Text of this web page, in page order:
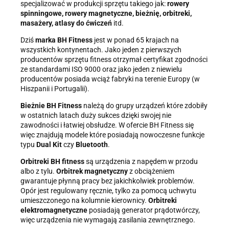
specjalizować w produkcji sprzętu takiego jak:rowery
spinningowe, rowery magnetyczne, bieżnię, orbitreki,
masażery, atlasy do ćwiczeń itd.
Dziśmarka BH Fitness jest w ponad 65 krajach na
wszystkich kontynentach. Jako jeden z pierwszych
producentów sprzętu fitness otrzymał certyfikat zgodności
ze standardami ISO 9000 oraz jako jeden z niewielu
producentów posiada wciąż fabryki na terenie Europy (w
Hiszpanii i Portugalii).
Bieżnie BH Fitness należą do grupy urządzeń które zdobiły
w ostatnich latach duży sukces dzięki swojej nie
zawodności i łatwiej obsłudze. W ofercie BH Fitness się
więc znajdują modele które posiadają nowoczesne funkcje
typu Dual KitczyBluetooth.
Orbitreki BH fitnesssą urządzenia z napędem w przodu
albo z tylu. Orbitrek magnetycznyz obciążeniem
gwarantuje płynną pracy bez jakichkolwiek problemów.
Opór jest regulowany ręcznie, tylko za pomocą uchwytu
umieszczonego na kolumnie kierownicy. Orbitreki
elektromagnetyczne posiadają generator prądotwórczy,
więc urządzenia nie wymagają zasilania zewnętrznego.